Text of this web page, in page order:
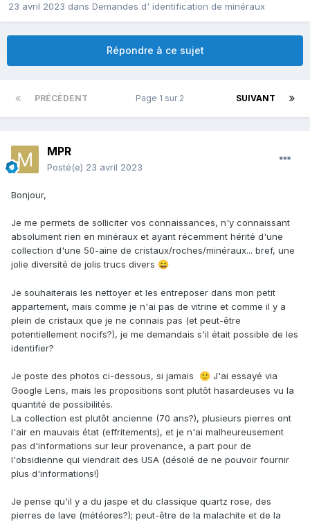
23 avril 2023 dans Demandes d' identification de minéraux
Répondre à ce sujet
PRÉCÉDENT SUIVANT
Page 1 sur 2
MPR
Posté(e) 23 avril 2023
Bonjour,
Je me permets de solliciter vos connaissances, n'y connaissant
absolument rien en minéraux et ayant récemment hérité d'une
collection d'une 50-aine de cristaux/roches/minéraux... bref, une
jolie diversité de jolis trucs divers 😄
Je souhaiterais les nettoyer et les entreposer dans mon petit
appartement, mais comme je n'ai pas de vitrine et comme il y a
plein de cristaux que je ne connais pas (et peut-être
potentiellement nocifs?), je me demandais s'il était possible de les
identifier?
Je poste des photos ci-dessous, si jamais 🙂 J'ai essayé via
Google Lens, mais les propositions sont plutôt hasardeuses vu la
quantité de possibilités.
La collection est plutôt ancienne (70 ans?), plusieurs pierres ont
l'air en mauvais état (effritements), et je n'ai malheureusement
pas d'informations sur leur provenance, a part pour de
l'obsidienne qui viendrait des USA (désolé de ne pouvoir fournir
plus d'informations!)
Je pense qu'il y a du jaspe et du classique quartz rose, des
pierres de lave (météores?); peut-être de la malachite et de la